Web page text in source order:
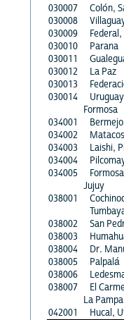
030007
Colón,
030008
030009
030010
Parana
030011
030012
La Paz
030013
030014
Uruguay
Formosa
034001
034002
034003
Laishi,
034004
034005
Formosa
Jujuy
038001
038002
San
038003
038004
Dr.
038005
Palpalá
038006
038007
El
La Pampa
042001
Hucal,